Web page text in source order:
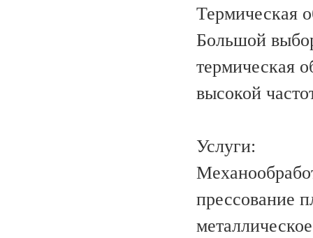
Термическая
Большой
термическая
высокой
Услуги:
прессование